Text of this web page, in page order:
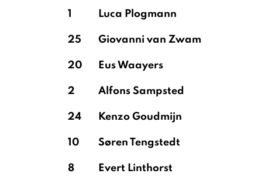
1 Luca Plogmann
25 Giovanni van Zwam
20 Eus Waayers
2 Alfons Sampsted
24 Kenzo Goudmijn
10 Søren Tengstedt
8 Evert Linthorst